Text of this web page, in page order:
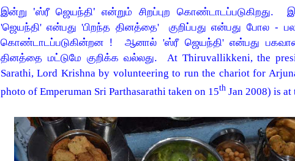
இன்று 'ஸ்ரீ ஜெயந்தி'என்றும் சிறப்புற
'ஜெயந்தி' என்பது'பிறந்த தினத்தை' குறிப்பது என்பது போல -
கொண்டாடப்படுகின்றன ! ஆனால் 'ஸ்ரீ ஜெயந்தி' என்பது
தினத்தை மட்டுமே குறிக்க வல்லது. At Thiruvallikkeni, the
Sarathi, Lord Krishna by volunteering to run the chariot for
photo of Emperuman Sri Parthasarathi taken on 15th Jan 2008) is at